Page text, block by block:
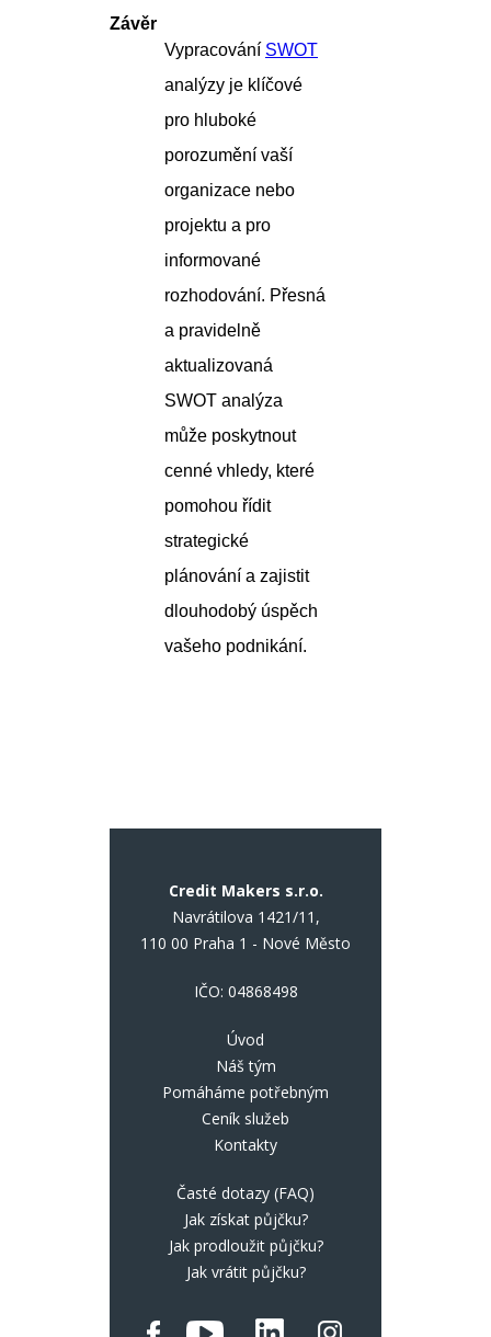
Závěr
Vypracování SWOT
analýzy je klíčové
pro hluboké
porozumění vaší
organizace nebo
projektu a pro
informované
rozhodování. Přesná
a pravidelně
aktualizovaná
SWOT analýza
může poskytnout
cenné vhledy, které
pomohou řídit
strategické
plánování a zajistit
dlouhodobý úspěch
vašeho podnikání.
Credit Makers s.r.o.
Navrátilova 1421/11,
110 00 Praha 1 - Nové Město
IČO: 04868498
Úvod
Náš tým
Pomáháme potřebným
Ceník služeb
Kontakty
Časté dotazy (FAQ)
Jak získat půjčku?
Jak prodloužit půjčku?
Jak vrátit půjčku?